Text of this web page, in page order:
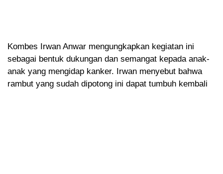
Kombes Irwan Anwar mengungkapkan kegiatan ini
sebagai bentuk dukungan dan semangat kepada anak-
anak yang mengidap kanker. Irwan menyebut bahwa
rambut yang sudah dipotong ini dapat tumbuh kembali